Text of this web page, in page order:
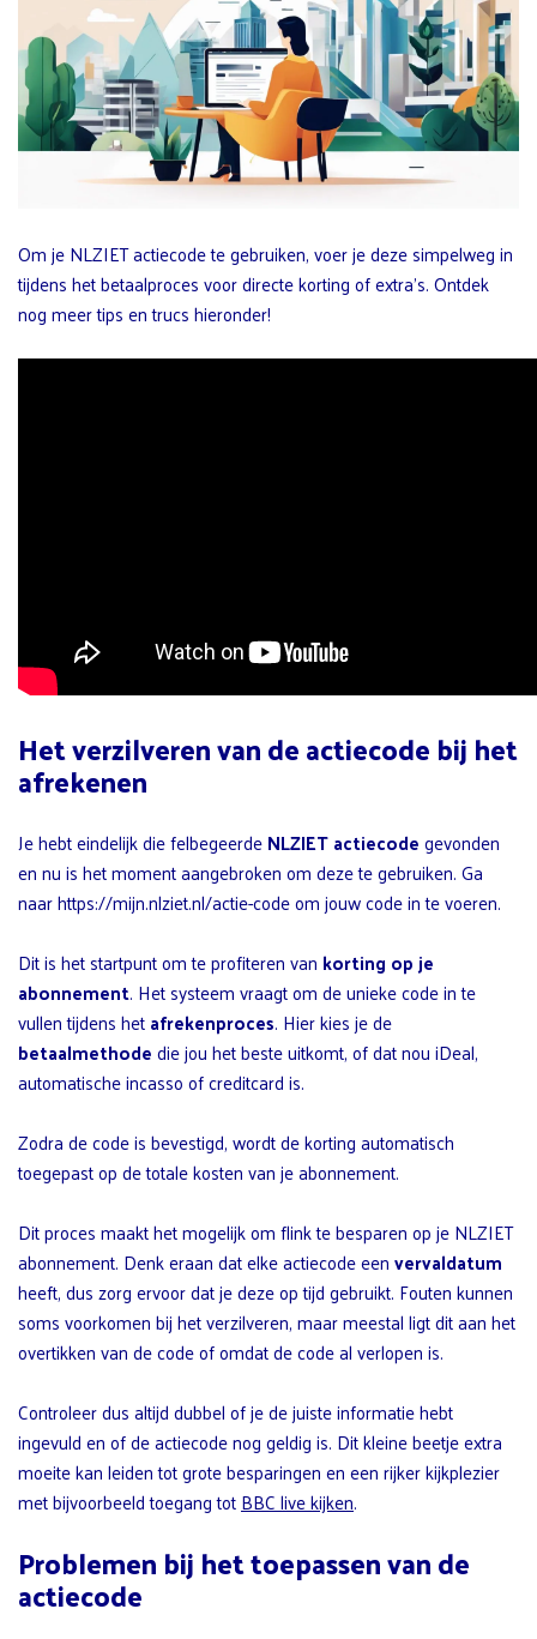
Om je NLZIET actiecode te gebruiken, voer je deze simpelweg in
tijdens het betaalproces voor directe korting of extra’s. Ontdek
nog meer tips en trucs hieronder!
Het verzilveren van de actiecode bij het
afrekenen
Je hebt eindelijk die felbegeerdeNLZIET actiecodegevonden
en nu is het moment aangebroken om deze te gebruiken. Ga
naar https://mijn.nlziet.nl/actie-code om jouw code in te voeren.
Dit is het startpunt om te profiteren van korting op je
abonnement. Het systeem vraagt om de unieke code in te
vullen tijdens hetafrekenproces. Hier kies je de
betaalmethodedie jou het beste uitkomt, of dat nou iDeal,
automatische incasso of creditcard is.
Zodra de code is bevestigd, wordt de korting automatisch
toegepast op de totale kosten van je abonnement.
Dit proces maakt het mogelijk om flink te besparen op je NLZIET
abonnement. Denk eraan dat elke actiecode eenvervaldatum
heeft, dus zorg ervoor dat je deze op tijd gebruikt. Fouten kunnen
soms voorkomen bij het verzilveren, maar meestal ligt dit aan het
overtikken van de code of omdat de code al verlopen is.
Controleer dus altijd dubbel of je de juiste informatie hebt
ingevuld en of de actiecode nog geldig is. Dit kleine beetje extra
moeite kan leiden tot grote besparingen en een rijker kijkplezier
met bijvoorbeeld toegang totBBC live kijken.
Problemen bij het toepassen van de
actiecode